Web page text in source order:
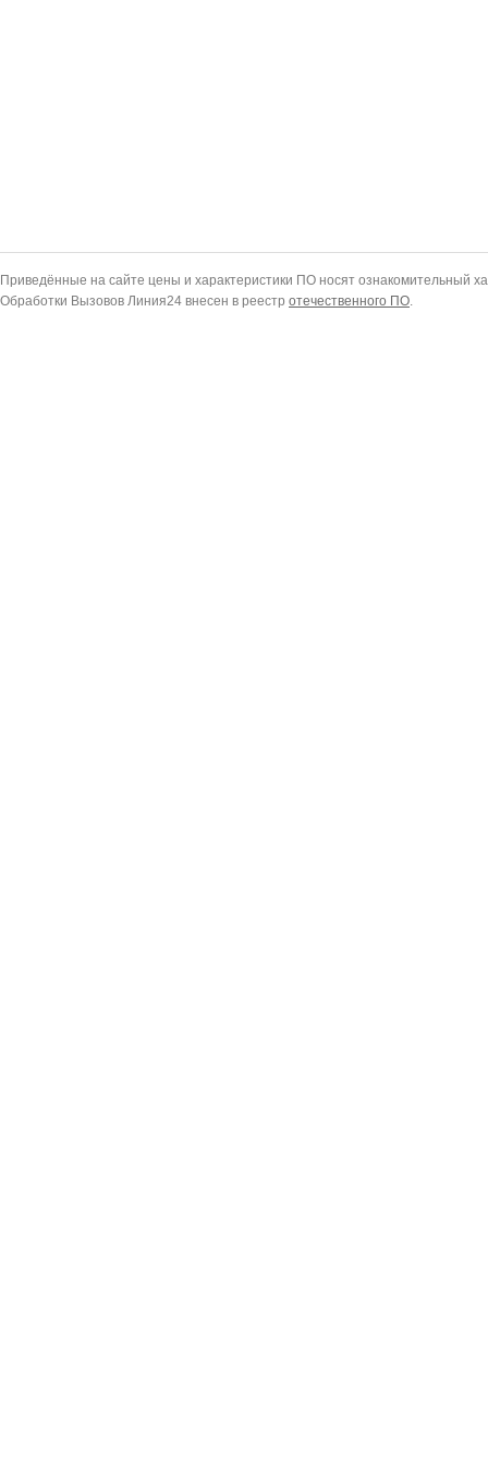
Приведённые на сайте цены и характеристики ПО носят ознакомительный
Обработки Вызовов Линия24 внесен в реестр отечественного ПО.